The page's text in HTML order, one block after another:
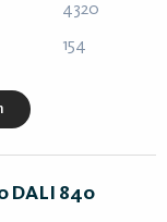
4320
154
DALI 840